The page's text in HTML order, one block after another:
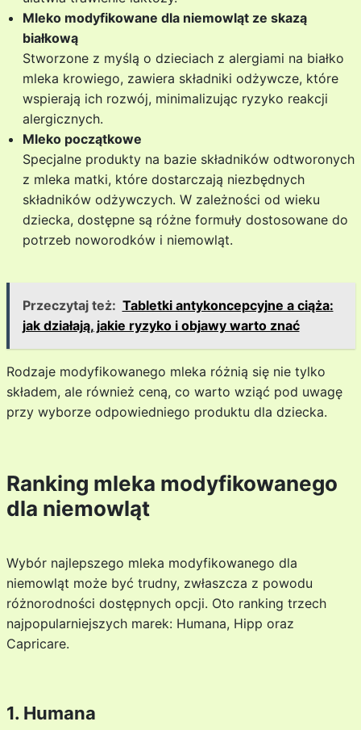
Mleko modyfikowane dla niemowląt ze skazą
białkową
Stworzone z myślą o dzieciach z alergiami na białko
mleka krowiego, zawiera składniki odżywcze, które
wspierają ich rozwój, minimalizując ryzyko reakcji
alergicznych.
Mleko początkowe
Specjalne produkty na bazie składników odtworonych
z mleka matki, które dostarczają niezbędnych
składników odżywczych. W zależności od wieku
dziecka, dostępne są różne formuły dostosowane do
potrzeb noworodków i niemowląt.
Przeczytaj też: Tabletki antykoncepcyjne a ciąża:
jak działają, jakie ryzyko i objawy warto znać
Rodzaje modyfikowanego mleka różnią się nie tylko
składem, ale również ceną, co warto wziąć pod uwagę
przy wyborze odpowiedniego produktu dla dziecka.
Ranking mleka modyfikowanego
dla niemowląt
Wybór najlepszego mleka modyfikowanego dla
niemowląt może być trudny, zwłaszcza z powodu
różnorodności dostępnych opcji. Oto ranking trzech
najpopularniejszych marek: Humana, Hipp oraz
Capricare.
1. Humana